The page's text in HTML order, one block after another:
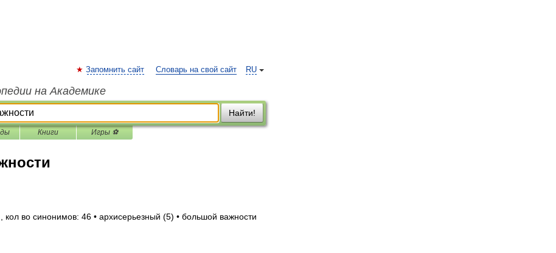
RU
Запомнить сайт Словарь на свой сайт
на Академике
Найти!
Книги Игры ⚽
во синонимов: 46 • архисерьезный (5) • большой важности